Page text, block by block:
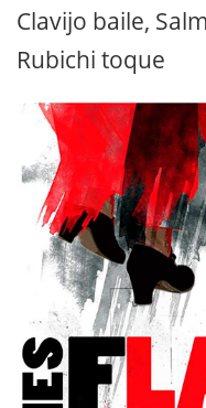
Clavijo baile,
Rubichi toque